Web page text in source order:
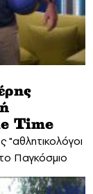
Time
"αθλητικολόγοι
Παγκόσμιο